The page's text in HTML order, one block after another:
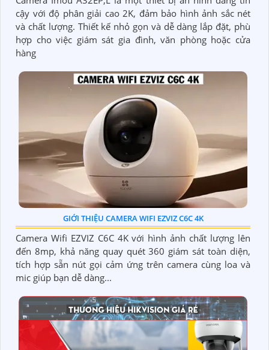
cậy với độ phân giải cao 2K, đảm bảo hình ảnh sắc nét
và chất lượng. Thiết kế nhỏ gọn và dễ dàng lắp đặt, phù
hợp cho việc giám sát gia đình, văn phòng hoặc cửa
hàng
GIỚI THIỆU CAMERA WIFI EZVIZ C6C 4K
Camera Wifi EZVIZ C6C 4K với hình ảnh chất lượng lên
đến 8mp, khả năng quay quét 360 giám sát toàn diện,
tích hợp sẵn nút gọi cảm ứng trên camera cùng loa và
mic giúp bạn dễ dàng...